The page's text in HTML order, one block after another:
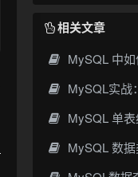
相关文章
MySQL 中如
MySQL实战：连接池
MySQL 单表约束超详
MySQL 数据类型
1.2 B+树
二、主键索
2.2 创建
2.3 设计
三、唯一索